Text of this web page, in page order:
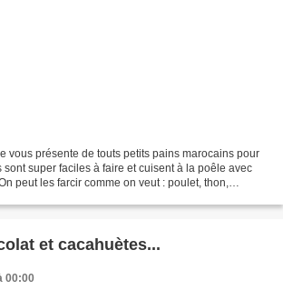
vous présente de touts petits pains marocains pour
sont super faciles à faire et cuisent à la poêle avec
peut les farcir comme on veut : poulet, thon,
et cacahuètes...
00:00